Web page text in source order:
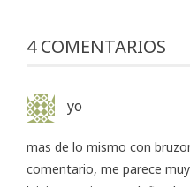
4 COMENTARIOS
yo
mas de lo mismo con
comentario, me parece